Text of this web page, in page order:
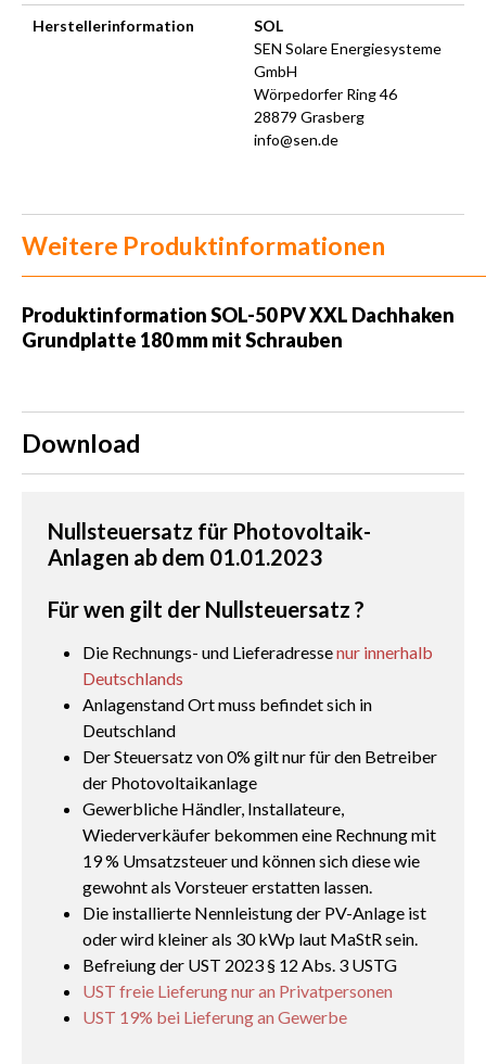
Herstellerinformation
SOL
SEN Solare Energiesysteme
GmbH
Wörpedorfer Ring 46
28879 Grasberg
info@sen.de
Weitere Produktinformationen
ProduktinformationSOL-50 PV XXL Dachhaken
Grundplatte 180 mm mit Schrauben
Download
Nullsteuersatz für Photovoltaik-
Anlagen ab dem 01.01.2023
Für wen gilt der Nullsteuersatz ?
Die Rechnungs- und Lieferadressenur innerhalb
Deutschlands
Anlagenstand Ort muss befindet sich in
Deutschland
Der Steuersatz von 0% gilt nur für den Betreiber
der Photovoltaikanlage
Gewerbliche Händler, Installateure,
Wiederverkäufer bekommen eine Rechnung mit
19 % Umsatzsteuer und können sich diese wie
gewohnt als Vorsteuer erstatten lassen.
Die installierte Nennleistung der PV-Anlage ist
oder wird kleiner als 30 kWp laut MaStR sein.
Befreiung der UST 2023 § 12 Abs. 3 USTG
UST freie Lieferung nur an Privatpersonen
UST 19% bei Lieferung an Gewerbe